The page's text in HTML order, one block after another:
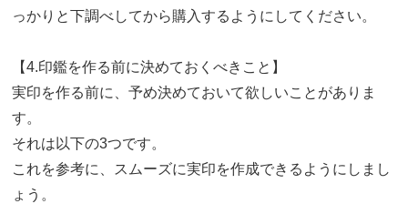
っかりと下調べしてから購入するようにしてください。
【4.印鑑を作る前に決めておくべきこと】
実印を作る前に、予め決めておいて欲しいことがありま
す。
それは以下の3つです。
これを参考に、スムーズに実印を作成できるようにしまし
ょう。